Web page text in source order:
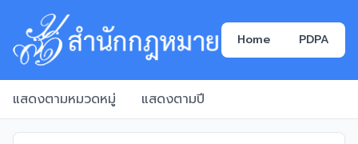
Home PDPA
แสดงตามหมวดหมู่ แสดงตามปี